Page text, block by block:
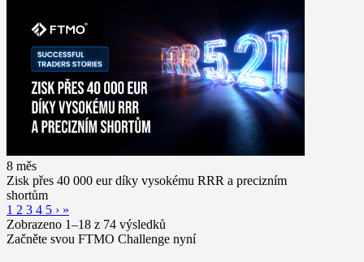
8 měs
Zisk přes 40 000 eur díky vysokému RRR a precizním
shortům
1 2 3 4 5 › »
Zobrazeno 1–18 z 74 výsledků
Začněte svou FTMO Challenge nyní